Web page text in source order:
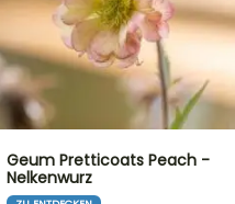
Geum Pretticoats Peach -
Nelkenwurz